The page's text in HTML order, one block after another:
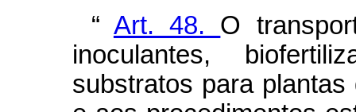
“ Art. 48. O
inoculantes,
substratos para